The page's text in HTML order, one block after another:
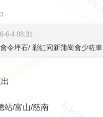
6-4 08:31
令坪石/ 彩虹同新蒲崗會少咗車
站/富山/慈南